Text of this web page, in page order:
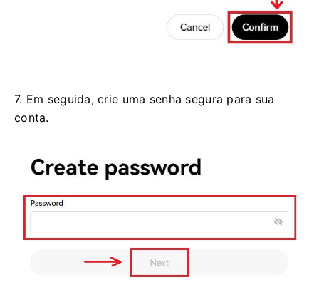
7. Em seguida, crie uma senha segura para sua
conta.